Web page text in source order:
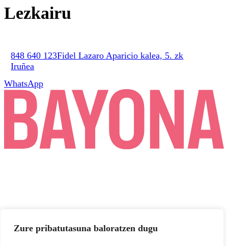
Zure pribatutasuna baloratzen dugu
Lezkairu
848 640 123Fidel Lazaro Aparicio kalea, 5. zk
Iruñea
WhatsApp